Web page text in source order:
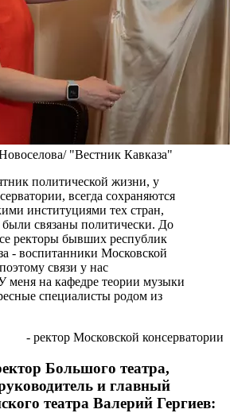
"Вестник Кавказа"
политической жизни, у
всегда сохраняются
институциями тех стран,
связаны политически. До
ректоры бывших республик
- воспитанники Московской
связи у нас
меня на кафедре теории музыки
специалисты родом из
- ректор Московской консерватории
Большого театра,
и главный
театра Валерий Гергиев: